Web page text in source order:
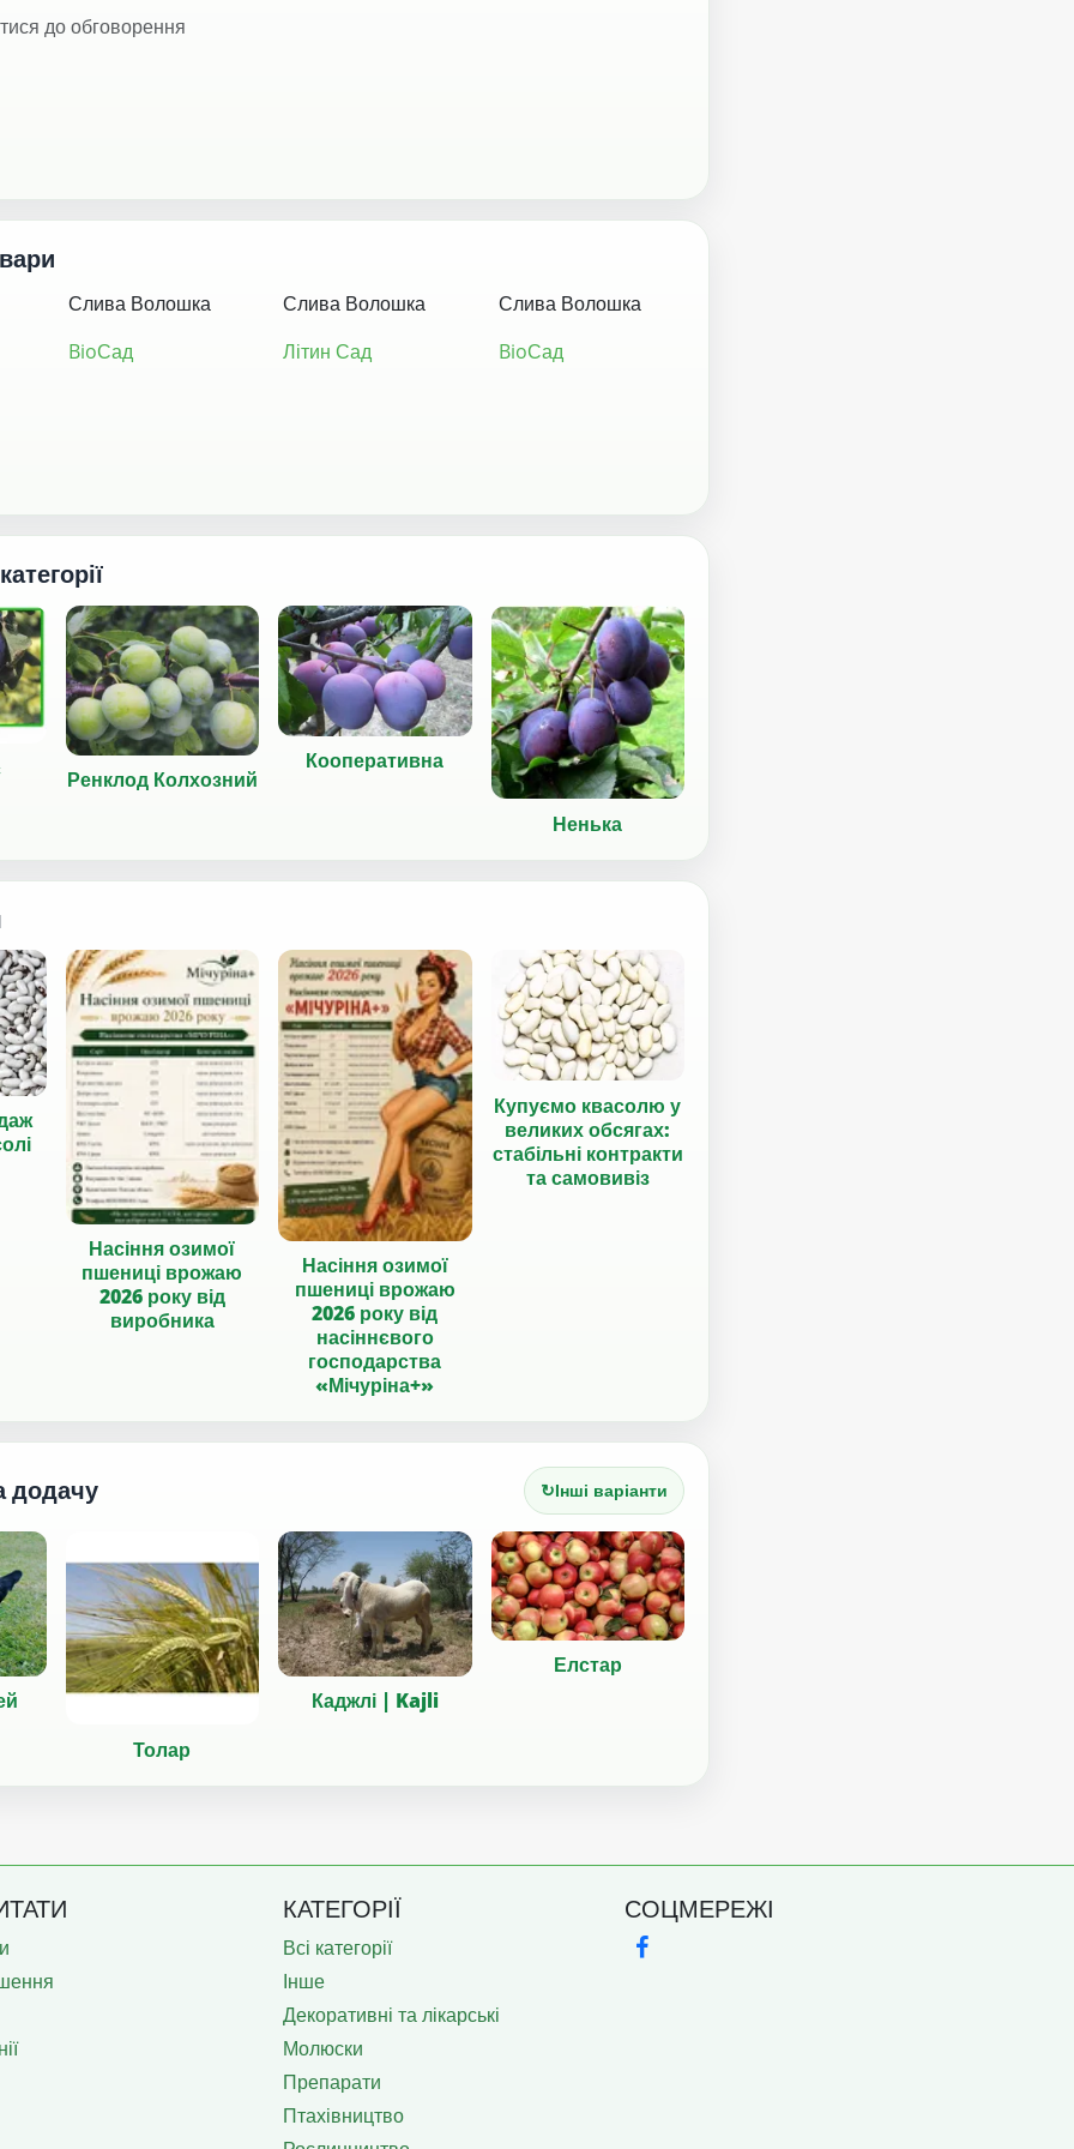
до обговорення
Слива Волошка
BioСад
Слива Волошка
Літин Сад
Слива Волошка
BioСад
Ренклод Колхозний
Кооперативна
Ненька
Насіння озимої
пшениці врожаю
2026 року від
виробника
Насіння озимої
пшениці врожаю
2026 року від
насіннєвого
господарства
«Мічуріна+»
Купуємо квасолю у
великих обсягах:
стабільні контракти
та самовивіз
додачу ↻Інші варіанти
Толар
Каджлі | Kajli
Елстар
КАТЕГОРІЇ
Всі категорії
Інше
Декоративні та лікарські
Молюски
Препарати
Птахівництво
СОЦМЕРЕЖІ